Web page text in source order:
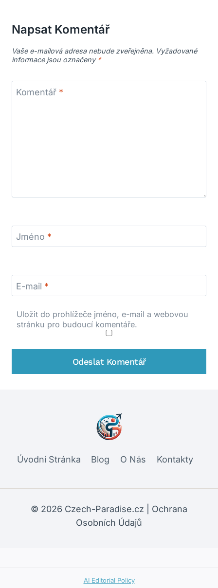
Napsat Komentář
Vaše e-mailová adresa nebude zveřejněna. Vyžadované
informace jsou označeny *
Komentář *
Jméno *
E-mail *
Uložit do prohlížeče jméno, e-mail a webovou
stránku pro budoucí komentáře.
Úvodní Stránka Blog O Nás Kontakty
© 2026 Czech-Paradise.cz | Ochrana
Osobních Údajů
AI Editorial Policy